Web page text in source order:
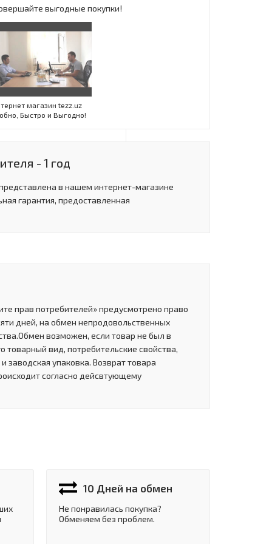
выгодные покупки!
магазин tezz.uz
Быстро и Выгодно!
- 1 год
в нашем интернет-магазине
гарантия, предоставленная
прав потребителей» предусмотрено право
дней, на обмен непродовольственных
возможен, если товар не был в
товарный вид, потребительские свойства,
упаковка. Возврат товара
согласно дейсвтующему
10 Дней на обмен
Не понравилась покупка?
Обменяем без проблем.